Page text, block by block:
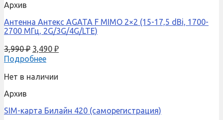
Архив
Антенна Антекс AGATA F MIMO 2×2 (15-17,5 dBi, 1700-
2700 МГц, 2G/3G/4G/LTE)
3,990₽ 3,490 ₽
Подробнее
Нет в наличии
Архив
SIM-карта Билайн 420 (саморегистрация)